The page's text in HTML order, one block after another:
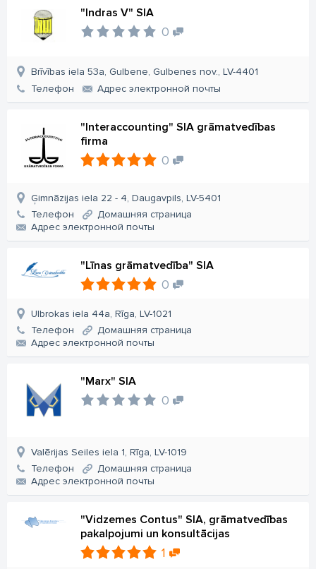
"Indras V" SIA
0
Brīvības iela 53a, Gulbene, Gulbenes nov., LV-4401
Телефон
Aдрес электронной почты
"Interaccounting" SIA grāmatvedības
firma
0
Ģimnāzijas iela 22 - 4, Daugavpils, LV-5401
Телефон
Домашняя страница
Aдрес электронной почты
"Līnas grāmatvedība" SIA
0
Ulbrokas iela 44a, Rīga, LV-1021
Телефон
Домашняя страница
Aдрес электронной почты
"Marx" SIA
0
Valērijas Seiles iela 1, Rīga, LV-1019
Телефон
Домашняя страница
Aдрес электронной почты
"Vidzemes Contus" SIA, grāmatvedības
pakalpojumi un konsultācijas
1